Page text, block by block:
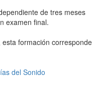
de tres meses
examen final.
formación corresponde
del Sonido